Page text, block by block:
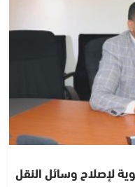
لإصلاح وسائل النقل